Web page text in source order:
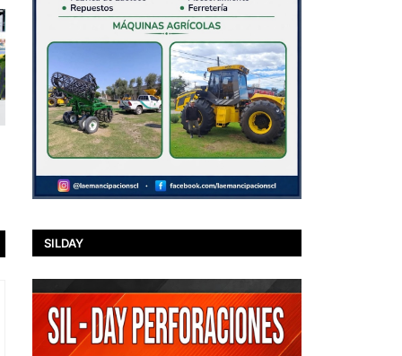
SILDAY